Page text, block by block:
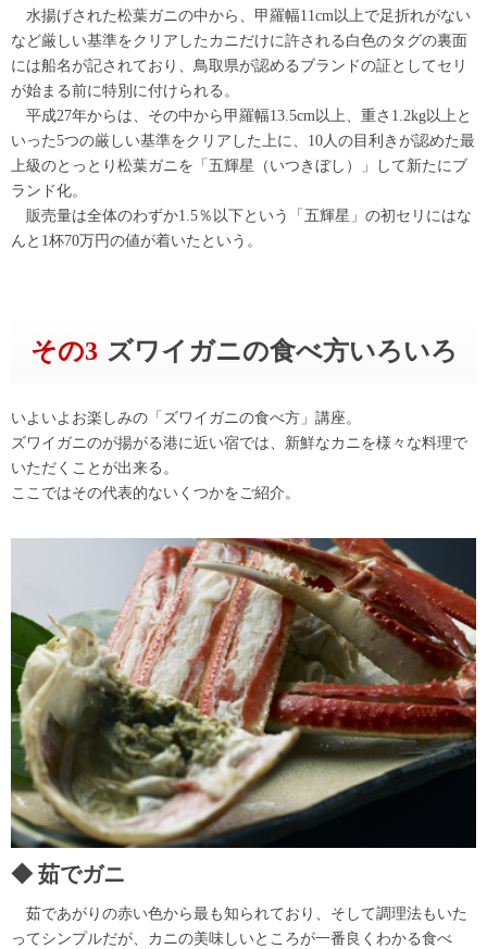
水揚げされた松葉ガニの中から、甲羅幅11cm以上で足折れがない
など厳しい基準をクリアしたカニだけに許される白色のタグの裏面
には船名が記されており、鳥取県が認めるブランドの証としてセリ
が始まる前に特別に付けられる。
平成27年からは、その中から甲羅幅13.5cm以上、重さ1.2kg以上と
いった5つの厳しい基準をクリアした上に、10人の目利きが認めた最
上級のとっとり松葉ガニを「五輝星（いつきぼし）」して新たにブ
ランド化。
販売量は全体のわずか1.5％以下という「五輝星」の初セリにはな
んと1杯70万円の値が着いたという。
その3 ズワイガニの食べ方いろいろ
いよいよお楽しみの「ズワイガニの食べ方」講座。
ズワイガニのが揚がる港に近い宿では、新鮮なカニを様々な料理で
いただくことが出来る。
ここではその代表的ないくつかをご紹介。
茹でガニ
茹であがりの赤い色から最も知られており、そして調理法もいた
ってシンプルだが、カニの美味しいところが一番良くわかる食べ